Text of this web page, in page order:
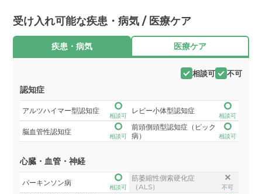
受け入れ可能な疾患・病気 / 医療ケア
疾患・病気 医療ケア
相談可 不可
認知症
アルツハイマー型認知症
相談可
レビー小体型認知症
相談可
脳血管性認知症
相談可
前頭側頭型認知症（ピック
病）
相談可
心臓・血管・神経
パーキンソン病
相談可
筋萎縮性側索硬化症
（ALS）
不可